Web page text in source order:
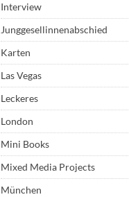
Interview
Junggesellinnenabschied
Karten
Las Vegas
Leckeres
London
Mini Books
Mixed Media Projects
München